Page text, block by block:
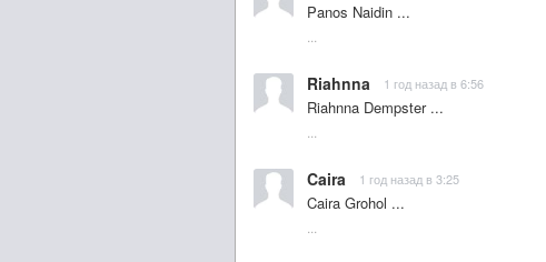
Panos Naidin ...
Riahnna 1 год назад в 6:56
Riahnna Dempster ...
Caira 1 год назад в 3:25
Caira Grohol ...